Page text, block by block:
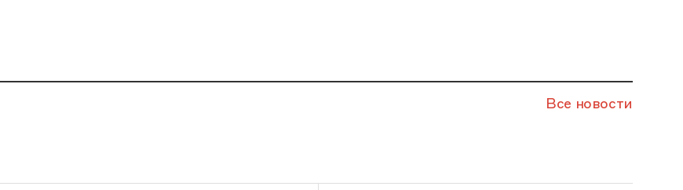
Все новости